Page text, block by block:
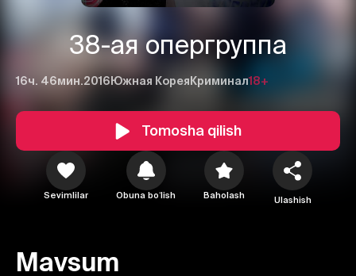
38-ая опергруппа
16ч. 46мин.2016 Южная Корея Криминал18+
Tomosha qilish
Sevimlilar Obuna boʻlish Baholash Ulashish
Mavsum